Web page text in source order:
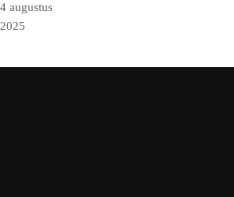
4 augustus
2025